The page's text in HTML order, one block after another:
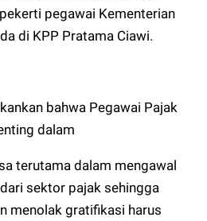
pegawai Kementerian
di KPP Pratama Ciawi.
bahwa Pegawai Pajak
dalam
terutama dalam mengawal
sektor pajak sehingga
menolak gratifikasi harus